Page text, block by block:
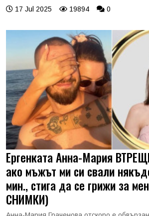
17 Jul 2025
19894 0
Ергенката Анна-Мария
ако мъжът ми си свали
мин., стига да се грижи за
СНИМКИ)